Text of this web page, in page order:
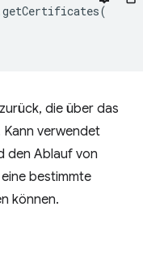
getCertificates(
die über das
verwendet
den Ablauf von
bestimmte
können.